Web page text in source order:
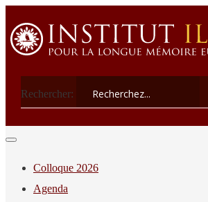
Rechercher:
Colloque 2026
Agenda